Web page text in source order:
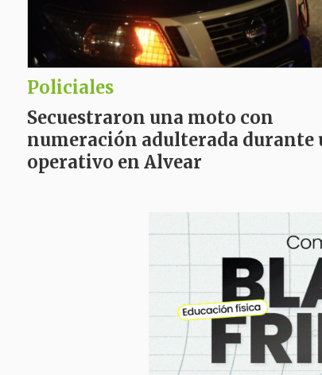
Policiales
Secuestraron una moto con
numeración adulterada durante
operativo en Alvear